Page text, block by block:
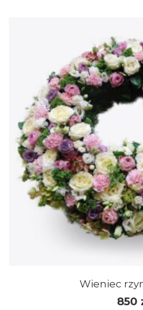
Wieniec
850